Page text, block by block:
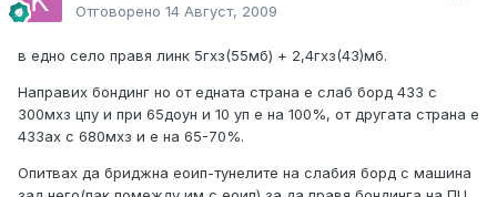
Отговорено 14 Август, 2009
в едно село правя линк 5гхз(55мб) + 2,4гхз(43)мб.
Направих бондинг но от едната страна е слаб борд 433 с
300мхз цпу и при 65доун и 10 уп е на 100%, от другата страна е
433ах с 680мхз и е на 65-70%.
Опитвах да бриджна еоип-тунелите на слабия борд с машина